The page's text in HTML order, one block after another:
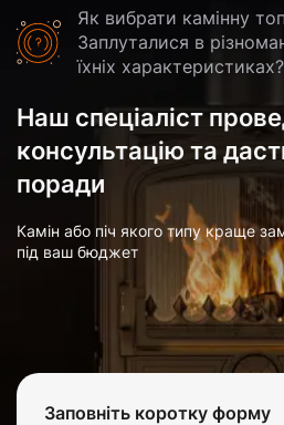
Як вибрати камінну
Заплуталися в
їхніх характеристиках?
Наш спеціаліст
консультацію та
поради
Камін або піч якого типу краще
під ваш бюджет
Заповніть коротку форму